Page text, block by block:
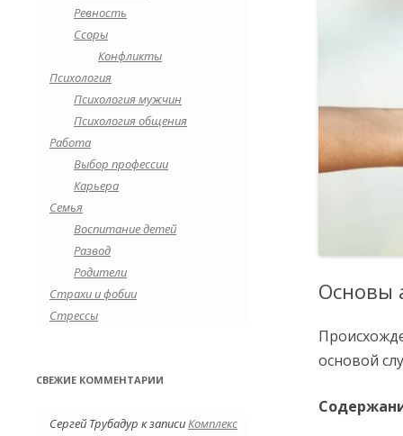
Ревность
Ссоры
Конфликты
Психология
Психология мужчин
Психология общения
Работа
Выбор профессии
Карьера
Семья
Воспитание детей
Развод
Родители
Страхи и фобии
Стрессы
СВЕЖИЕ КОММЕНТАРИИ
Сергей Трубадур к записиКомплекс
Основы
основой